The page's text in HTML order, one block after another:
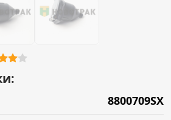
8800709SX